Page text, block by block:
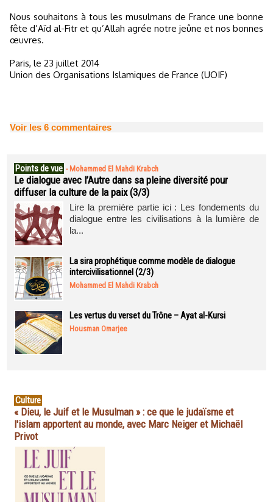
Nous souhaitons à tous les musulmans de France une bonne
fête d’Aïd al-Fitr et qu’Allah agrée notre jeûne et nos bonnes
œuvres.
Paris, le 23 juillet 2014
Union des Organisations Islamiques de France (UOIF)
Voir les 6 commentaires
Points de vue - Mohammed El Mahdi Krabch
Le dialogue avec l’Autre dans sa pleine diversité pour
diffuser la culture de la paix (3/3)
Lire la première partie ici : Les fondements du
dialogue entre les civilisations à la lumière de
la...
La sira prophétique comme modèle de dialogue
intercivilisationnel (2/3)
Mohammed El Mahdi Krabch
Les vertus du verset du Trône – Ayat al-Kursi
Housman Omarjee
Culture
« Dieu, le Juif et le Musulman » : ce que le judaïsme et
l'islam apportent au monde, avec Marc Neiger et Michaël
Privot